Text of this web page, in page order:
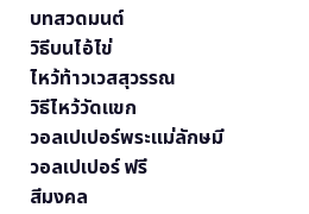
บทสวดมนต์
วิธีบนไอ้ไข่
ไหว้ท้าวเวสสุวรรณ
วิธีไหว้วัดแขก
วอลเปเปอร์พระแม่ลักษมี
วอลเปเปอร์ ฟรี
สีมงคล